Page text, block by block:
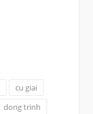
cu giai
dong trinh